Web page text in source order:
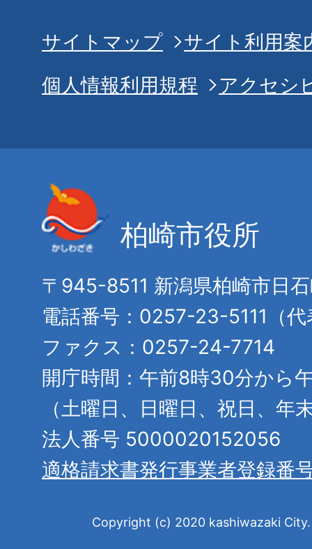
サイトマップ
サイト利用案
個人情報利用規程
アクセシ
柏崎市役所
〒945-8511 新潟県柏崎市日
電話番号：0257-23-5111（代
ファクス：0257-24-7714
開庁時間：午前8時30分から
（土曜日、日曜日、祝日、年
法人番号 5000020152056
適格請求書発行事業者登録番
Copyright (c) 2020 kashiwazaki